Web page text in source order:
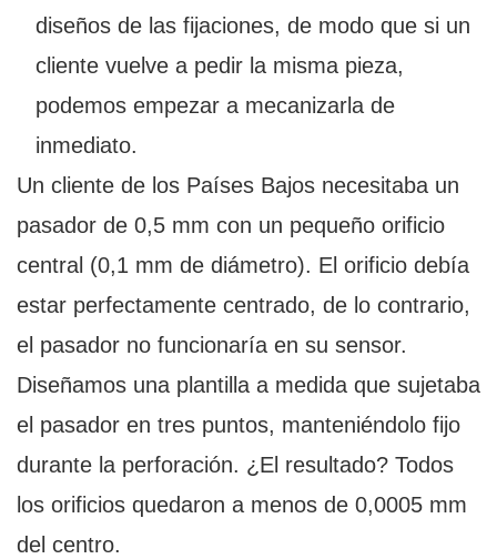
diseños de las fijaciones, de modo que si un
cliente vuelve a pedir la misma pieza,
podemos empezar a mecanizarla de
inmediato.
Un cliente de los Países Bajos necesitaba un
pasador de 0,5 mm con un pequeño orificio
central (0,1 mm de diámetro). El orificio debía
estar perfectamente centrado, de lo contrario,
el pasador no funcionaría en su sensor.
Diseñamos una plantilla a medida que sujetaba
el pasador en tres puntos, manteniéndolo fijo
durante la perforación. ¿El resultado? Todos
los orificios quedaron a menos de 0,0005 mm
del centro.